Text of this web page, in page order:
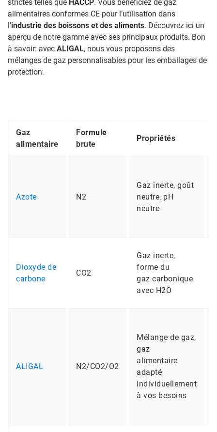
strictes telles que HACCP. Vous bénéficiez de gaz
alimentaires conformes CE pour l’utilisation dans
l’industrie des boissons et des aliments. Découvrez ici un
aperçu de notre gamme avec ses principaux produits. Bon
à savoir: avec ALIGAL, nous vous proposons des
mélanges de gaz personnalisables pour les emballages de
protection.
Gaz
alimentaire
Formule
brute
Propriétés
Azote N2
Gaz inerte, goût
neutre, pH
neutre
Dioxyde de
carbone
CO2
Gaz inerte,
forme du
gaz carbonique
avec H2O
ALIGAL N2/CO2/O2
Mélange de gaz,
gaz
alimentaire
adapté
individuellement
à vos besoins